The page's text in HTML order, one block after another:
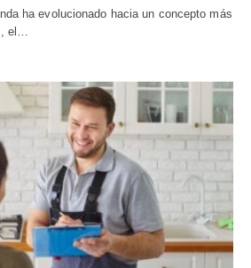
ha evolucionado hacia un concepto más
el…